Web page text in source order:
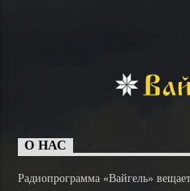
О НАС
Радиопрограмма «Вайгель»